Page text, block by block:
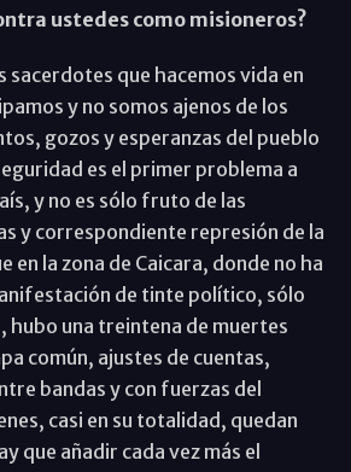
ustedes como misioneros?
sacerdotes que hacemos vida en
y no somos ajenos de los
gozos y esperanzas del pueblo
es el primer problema a
y no es sólo fruto de las
y correspondiente represión de la
en la zona de Caicara, donde no ha
de tinte político, sólo
hubo una treintena de muertes
común, ajustes de cuentas,
bandas y con fuerzas del
casi en su totalidad, quedan
que añadir cada vez más el